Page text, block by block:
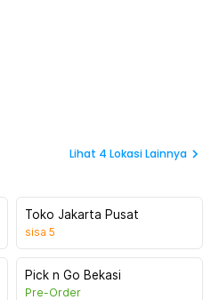
Lihat 4 Lokasi Lainnya
Toko Jakarta Pusat
sisa 5
Pick n Go Bekasi
Pre-Order